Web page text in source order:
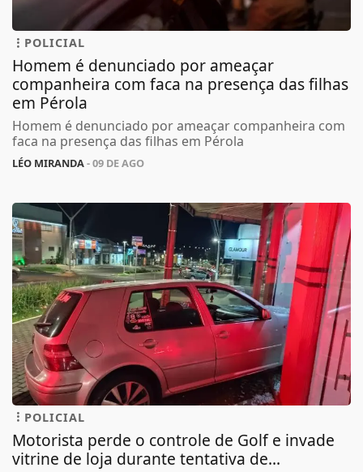
POLICIAL
Homem é denunciado por ameaçar
companheira com faca na presença das filhas
em Pérola
Homem é denunciado por ameaçar companheira com
faca na presença das filhas em Pérola
LÉO MIRANDA- 09 DE AGO
POLICIAL
Motorista perde o controle de Golf e invade
vitrine de loja durante tentativa de...